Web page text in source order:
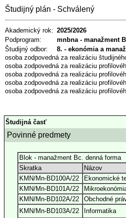
Študijný plán - Schválený
Akademický rok: 2025/2026
Podprogram:
mnbna - manažment
Študijný odbor:
8. - ekonómia a
osoba zodpovedná za realizáciu
osoba zodpovedná za realizáciu
osoba zodpovedná za realizáciu
osoba zodpovedná za realizáciu
osoba zodpovedná za realizáciu
Študijná časť
Povinné predmety
Blok - manažment Bc. denná forma
Skratka
Názov
KMN/Mn-BD100A/22
Ekonomické
KMN/Mn-BD101A/22
KMN/Mn-BD102A/22
Obchodné
KMN/Mn-BD103A/22
Informatika